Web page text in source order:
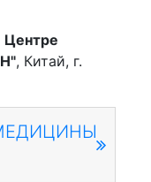
Центре
, Китай, г.